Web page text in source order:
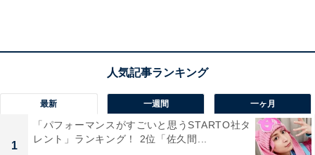
最新 一週間 一ヶ月
1
「パフォーマンスがすごいと思うSTARTO社タ
レント」ランキング！ 2位「佐久間...